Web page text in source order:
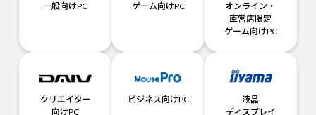
一般向けPC ゲーム向けPC
オンライン・
直営店限定
ゲーム向けPC
クリエイター
向けPC
ビジネス向けPC
液晶
ディスプレイ